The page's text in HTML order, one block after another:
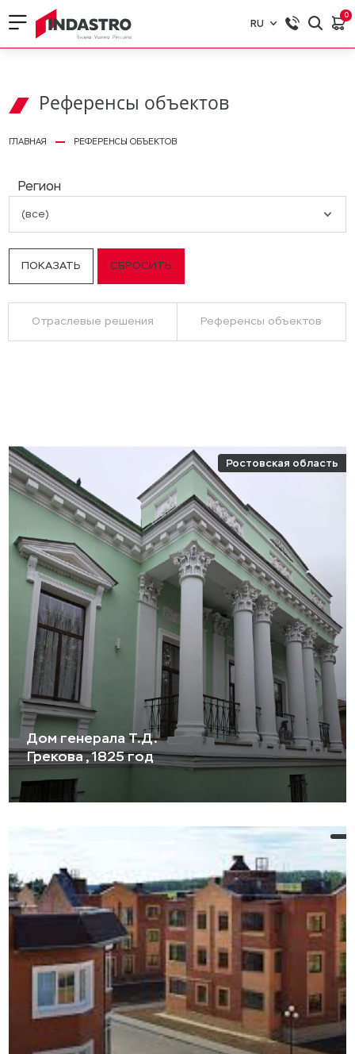
RU
RU
0
Референсы объектов
ГЛАВНАЯ РЕФЕРЕНСЫ ОБЪЕКТОВ
Регион
(все)
Отраслевые решения Референсы объектов
Ростовская область
Дом генерала Т.Д.
Грекова , 1825 год